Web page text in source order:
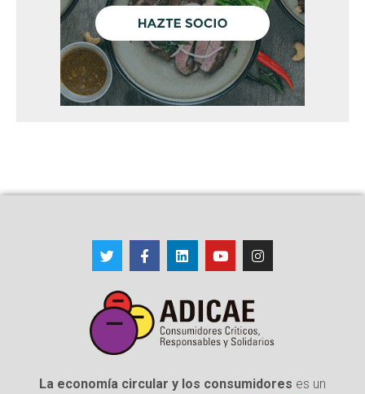
La economía circular y los consumidores es un